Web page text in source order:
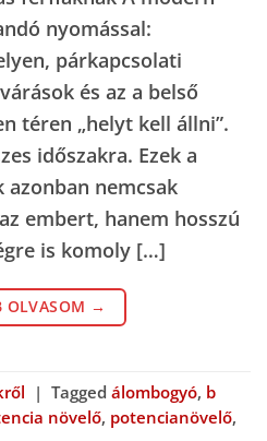
nyomással:
párkapcsolati
és az a belső
téren „helyt kell állni”.
időszakra. Ezek a
nemcsak
embert, hanem hosszú
is komoly […]
OLVASOM →
| Tagged álombogyó, b
növelő, potencianövelő,